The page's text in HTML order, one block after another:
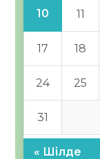
10 11
17 18
24 25
31
« Шілде